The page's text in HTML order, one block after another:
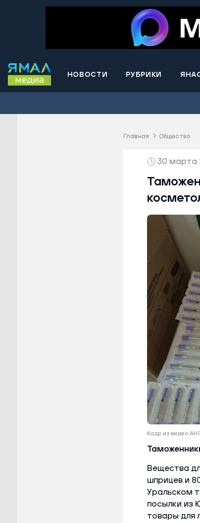
НОВОСТИ РУБРИКИ
Главная Общество
30 марта
Кадр из видео
Вещества
шприцев и
Уральском
посылки из
товары для